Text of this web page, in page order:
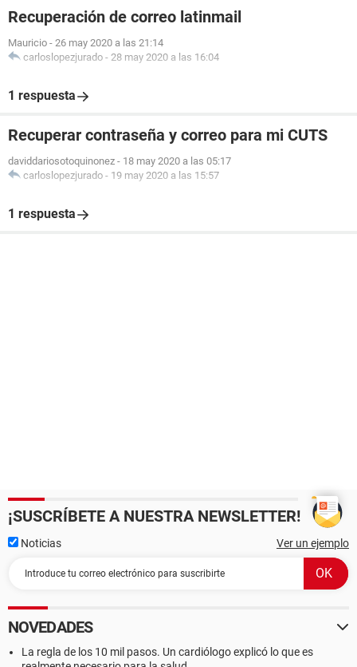
Recuperación de correo latinmail
Mauricio - 26 may 2020 a las 21:14
carloslopezjurado - 28 may 2020 a las 16:04
1 respuesta
Recuperar contraseña y correo para mi CUTS
daviddariosotoquinonez - 18 may 2020 a las 05:17
carloslopezjurado - 19 may 2020 a las 15:57
1 respuesta
¡SUSCRÍBETE A NUESTRA NEWSLETTER!
Noticias Ver un ejemplo
NOVEDADES
La regla de los 10 mil pasos. Un cardiólogo explicó lo que es